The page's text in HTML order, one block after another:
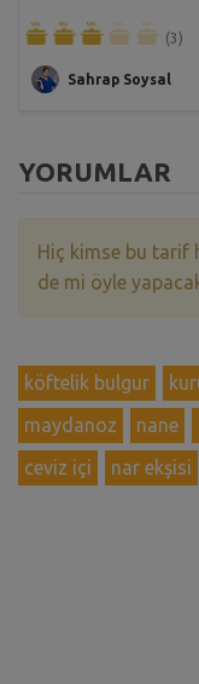
(3)
Sahrap Soysal
YORUMLAR
Hiç kimse bu tarif
de mi öyle
köftelik bulgur
maydanoz
nane
ceviz içi
nar ekşisi